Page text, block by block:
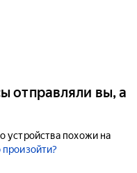
отправляли вы, а
устройства похожи на